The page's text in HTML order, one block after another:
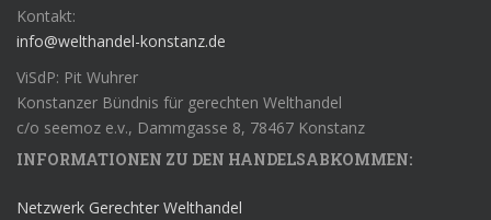
Kontakt:
info@welthandel-konstanz.de
ViSdP: Pit Wuhrer
Konstanzer Bündnis für gerechten Welthandel
c/o seemoz e.v., Dammgasse 8, 78467 Konstanz
INFORMATIONEN ZU DEN HANDELSABKOMMEN:
Netzwerk Gerechter Welthandel